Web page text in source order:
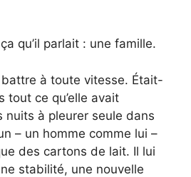
qu’il parlait : une famille.
à toute vitesse. Était-
tout ce qu’elle avait
nuits à pleurer seule dans
– un homme comme lui –
des cartons de lait. Il lui
stabilité, une nouvelle